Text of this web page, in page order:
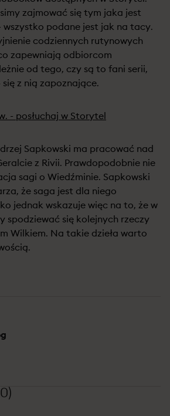
zajmować się tym jaka jest
wszystko podane jest jak na tacy.
codziennych rutynowych
zapewniają odbiorcom
od tego, czy są to fani serii,
z nią zapoznające.
- posłuchaj w Storytel
Sapkowski ma pracować nad
z Rivii. Prawdopodobnie nie
sagi o Wiedźminie. Sapkowski
że saga jest dla niego
jednak wskazuje więc na to, że w
spodziewać się kolejnych rzeczy
Wilkiem. Na takie dzieła warto
0)